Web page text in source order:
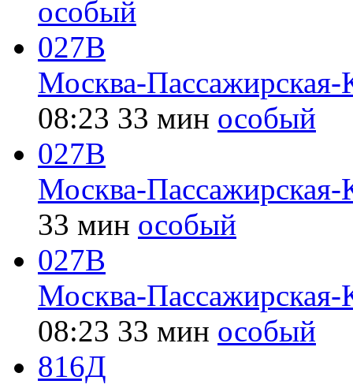
особый
027В
Москва-
08:23 33 мин особый
027В
Москва-
33 мин особый
027В
Москва-
08:23 33 мин особый
816Д